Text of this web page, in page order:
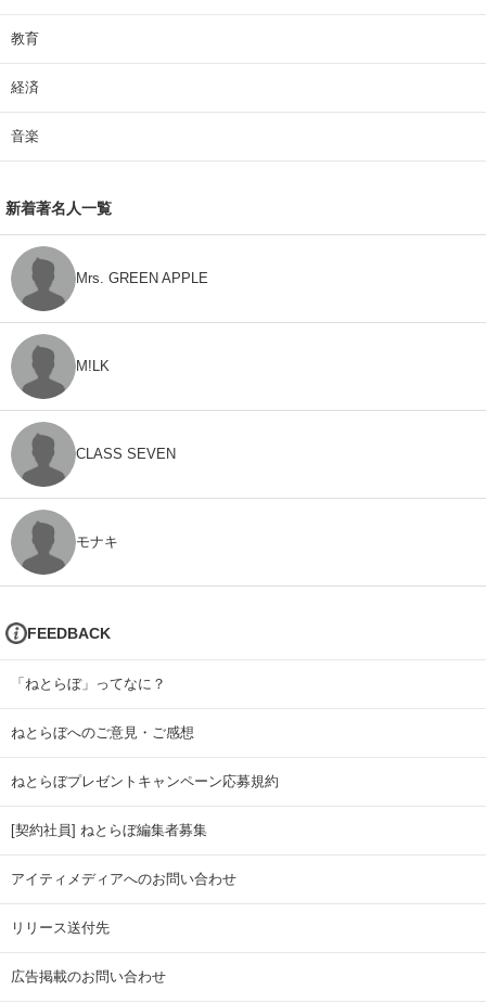
教育
経済
音楽
新着著名人一覧
Mrs. GREEN APPLE
M!LK
CLASS SEVEN
モナキ
FEEDBACK
「ねとらぼ」ってなに？
ねとらぼへのご意見・ご感想
ねとらぼプレゼントキャンペーン応募規約
[契約社員] ねとらぼ編集者募集
アイティメディアへのお問い合わせ
リリース送付先
広告掲載のお問い合わせ